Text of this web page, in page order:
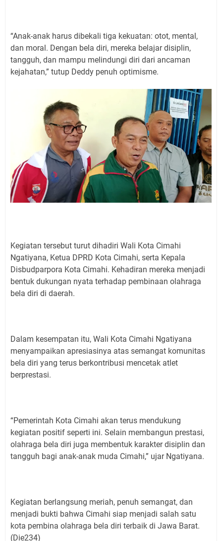
“Anak-anak harus dibekali tiga kekuatan: otot, mental,
dan moral. Dengan bela diri, mereka belajar disiplin,
tangguh, dan mampu melindungi diri dari ancaman
kejahatan,” tutup Deddy penuh optimisme.
Kegiatan tersebut turut dihadiri Wali Kota Cimahi
Ngatiyana, Ketua DPRD Kota Cimahi, serta Kepala
Disbudparpora Kota Cimahi. Kehadiran mereka menjadi
bentuk dukungan nyata terhadap pembinaan olahraga
bela diri di daerah.
Dalam kesempatan itu, Wali Kota Cimahi Ngatiyana
menyampaikan apresiasinya atas semangat komunitas
bela diri yang terus berkontribusi mencetak atlet
berprestasi.
“Pemerintah Kota Cimahi akan terus mendukung
kegiatan positif seperti ini. Selain membangun prestasi,
olahraga bela diri juga membentuk karakter disiplin dan
tangguh bagi anak-anak muda Cimahi,” ujar Ngatiyana.
Kegiatan berlangsung meriah, penuh semangat, dan
menjadi bukti bahwa Cimahi siap menjadi salah satu
kota pembina olahraga bela diri terbaik di Jawa Barat.
(Die234)